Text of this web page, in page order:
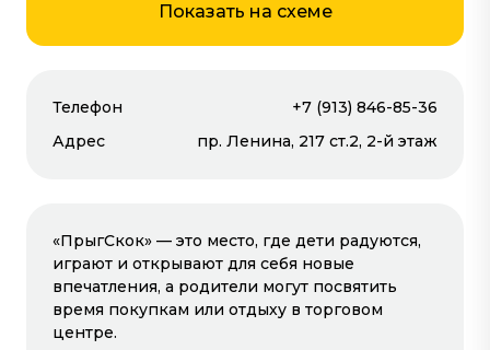
#парк развлечений
#игровая комната
Показать на схеме
Телефон
+7 (913) 846-85-36
Адрес
пр. Ленина, 217 ст.2, 2-й этаж
«ПрыгСкок» — это место, где дети радуются,
играют и открывают для себя новые
впечатления, а родители могут посвятить
время покупкам или отдыху в торговом
центре.